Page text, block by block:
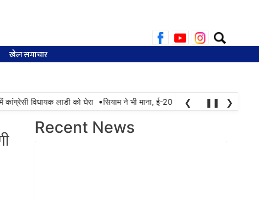
Search
for:
खेल समाचार
विधायक लाडी को घेरा •सियाम ने भी माना, ई-20 में ज्यादा क्लोराइड और नमी के
❮ ❚❚ ❯
Recent News